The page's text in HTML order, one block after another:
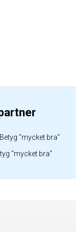
"mycket bra"
"mycket bra"